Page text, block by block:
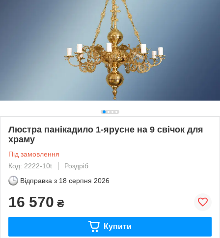
Люстра панікадило 1-ярусне на 9 свічок для
храму
Під замовлення
Код: 2222-10t
Роздріб
Відправка з 18 серпня 2026
16 570 ₴
Купити